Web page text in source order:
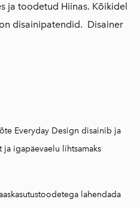
ja toodetud Hiinas. Kõikidel
disainipatendid. Disainer
Everyday Design disainib ja
igapäevaelu lihtsamaks
lahendada